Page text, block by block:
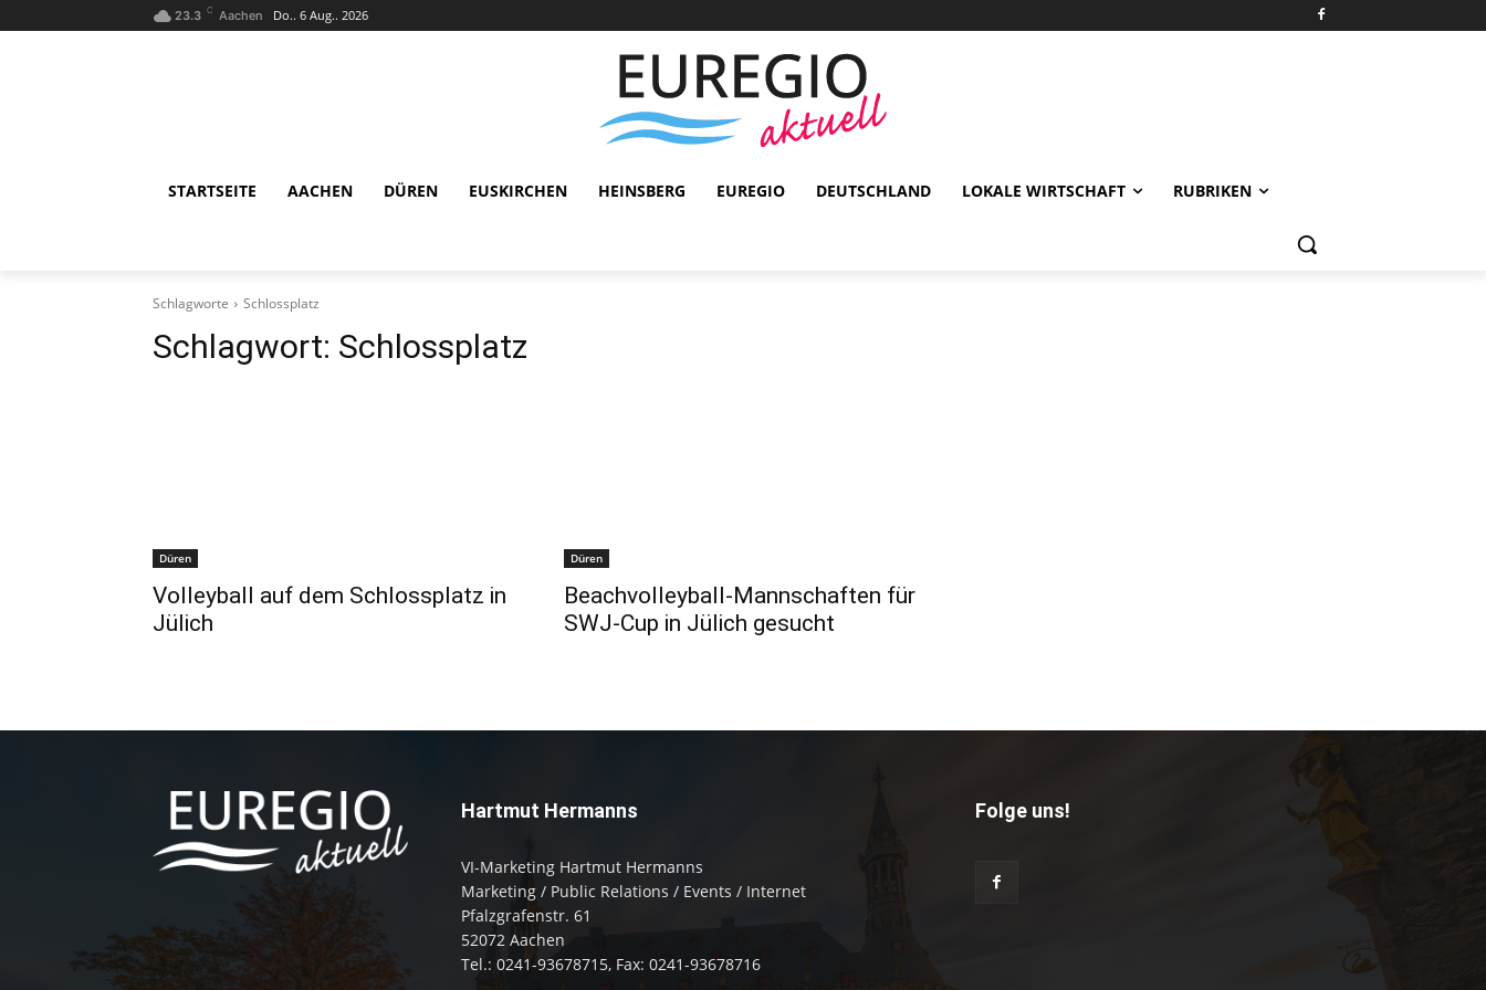
23.3 C Aachen Do.. 6 Aug.. 2026
STARTSEITE AACHEN DÜREN EUSKIRCHEN HEINSBERG EUREGIO DEUTSCHLAND LOKALE WIRTSCHAFT RUBRIKEN
Schlagworte Schlossplatz
Schlagwort: Schlossplatz
Düren
Volleyball auf dem Schlossplatz in
Jülich
Düren
Beachvolleyball-Mannschaften für
SWJ-Cup in Jülich gesucht
Hartmut Hermanns
VI-Marketing Hartmut Hermanns
Marketing / Public Relations / Events / Internet
Pfalzgrafenstr. 61
52072 Aachen
Tel.: 0241-93678715, Fax: 0241-93678716
Folge uns!